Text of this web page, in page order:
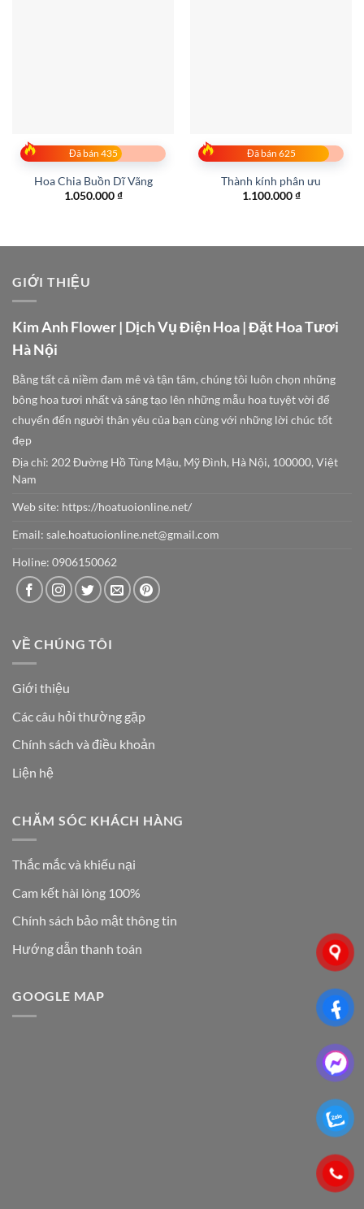
Đã bán 435
Hoa Chia Buồn Dĩ Vãng
1.050.000₫
Đã bán 625
Thành kính phân ưu
1.100.000₫
GIỚI THIỆU
Kim Anh Flower | Dịch Vụ Điện Hoa | Đặt Hoa Tươi
Hà Nội
Bằng tất cả niềm đam mê và tận tâm, chúng tôi luôn chọn những
bông hoa tươi nhất và sáng tạo lên những mẫu hoa tuyệt vời để
chuyển đến người thân yêu của bạn cùng với những lời chúc tốt
đẹp
Địa chỉ: 202 Đường Hồ Tùng Mậu, Mỹ Đình, Hà Nội, 100000, Việt
Nam
Web site: https://hoatuoionline.net/
Email: sale.hoatuoionline.net@gmail.com
Holine: 0906150062
VỀ CHÚNG TÔI
Giới thiệu
Các câu hỏi thường gặp
Chính sách và điều khoản
Liện hệ
CHĂM SÓC KHÁCH HÀNG
Thắc mắc và khiếu nại
Cam kết hài lòng 100%
Chính sách bảo mật thông tin
Hướng dẫn thanh toán
GOOGLE MAP